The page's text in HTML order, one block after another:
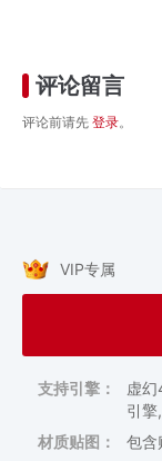
评论留言
评论前请先 登录。
VIP专属
支持引擎：
虚
引
材质贴图：
包含